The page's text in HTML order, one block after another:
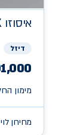
איסוזו
דיזל
מימון
מחירון